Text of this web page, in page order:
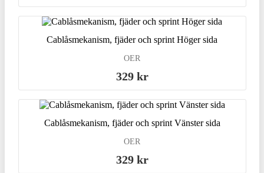
Cablåsmekanism, fjäder och sprint Höger sida
OER
329 kr
Cablåsmekanism, fjäder och sprint Vänster sida
OER
329 kr